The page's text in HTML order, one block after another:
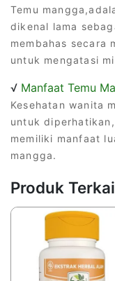
Temu
dikenal lama
membahas secara
untuk mengatasi
√ Manfaat Temu
Kesehatan wanita
untuk
memiliki manfaat
mangga.
Produk